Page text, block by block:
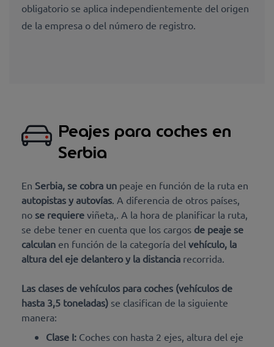
obligatorio se aplica independientemente del origen
de la empresa o del número de registro.
Peajes para coches en
Serbia
En Serbia, se cobra un peaje en función de la ruta en
autopistas y autovías . A diferencia de otros países
no se requiere viñeta,. A la hora de planificar la ruta,
se debe tener en cuenta que los cargos de peaje se
calculan en función de la categoría del vehículo, la
altura del eje delantero y la distancia recorrida.
Las clases de vehículos para coches (vehículos de
hasta 3,5 toneladas) se clasifican de la siguiente
manera:
Clase I: Coches con hasta 2 ejes, altura del eje